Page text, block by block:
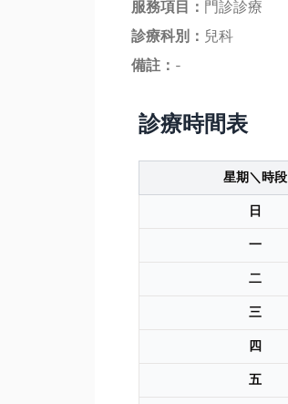
服務項目： 門診診療
診療科別： 兒科
備註： -
診療時間表
星期＼時段
日
一
二
三
四
五